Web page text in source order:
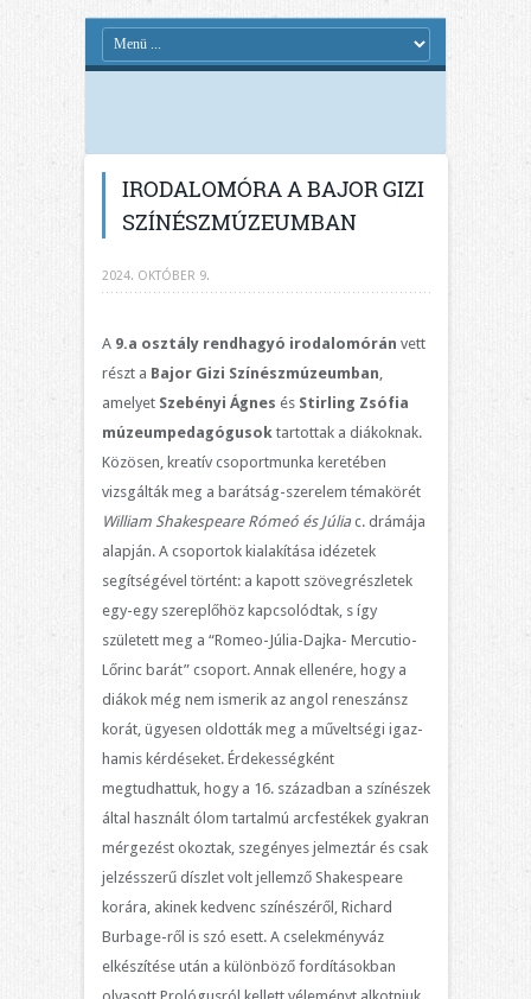
IRODALOMÓRA A BAJOR GIZI
SZÍNÉSZMÚZEUMBAN
2024. OKTÓBER 9.
A 9.a osztály rendhagyó irodalomórán vett
részt a Bajor Gizi Színészmúzeumban,
amelyet Szebényi Ágnes és Stirling Zsófia
múzeumpedagógusoktartottak a diákoknak.
Közösen, kreatív csoportmunka keretében
vizsgálták meg a barátság-szerelem témakörét
William Shakespeare Rómeó és Júliac. drámája
alapján. A csoportok kialakítása idézetek
segítségével történt: a kapott szövegrészletek
egy-egy szereplőhöz kapcsolódtak, s így
született meg a “Romeo-Júlia-Dajka- Mercutio-
Lőrinc barát” csoport. Annak ellenére, hogy a
diákok még nem ismerik az angol reneszánsz
korát, ügyesen oldották meg a műveltségi igaz-
hamis kérdéseket. Érdekességként
megtudhattuk, hogy a 16. században a színészek
által használt ólom tartalmú arcfestékek gyakran
mérgezést okoztak, szegényes jelmeztár és csak
jelzésszerű díszlet volt jellemző Shakespeare
korára, akinek kedvenc színészéről, Richard
Burbage-ről is szó esett. A cselekményváz
elkészítése után a különböző fordításokban